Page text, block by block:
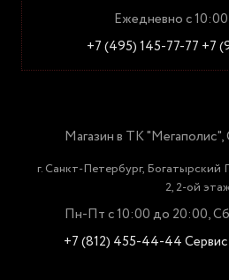
Ежедневно с
+7 (495) 145-77-77 +7
Магазин в ТК
г. Санкт-Петербург, Богатырский
2, 2-ой
Пн-Пт с 10:00 до 20:00,
+7 (812) 455-44-44